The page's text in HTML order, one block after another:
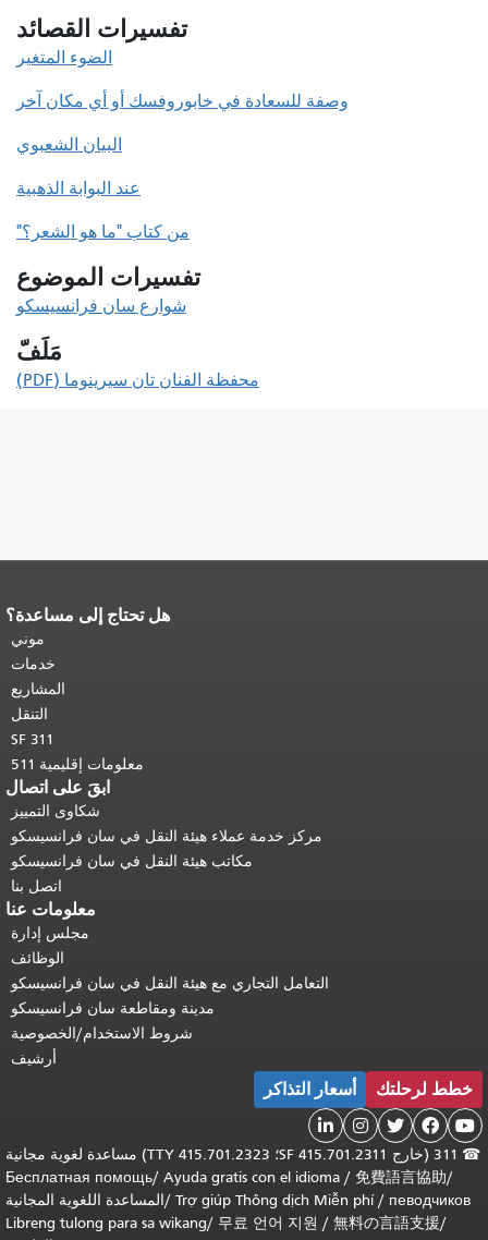
تفسيرات القصائد
الضوء المتغير
وصفة للسعادة في خابوروفسك أو أي مكان آخر
البيان الشعبوي
عند البوابة الذهبية
من كتاب "ما هو الشعر؟"
تفسيرات الموضوع
شوارع سان فرانسيسكو
مَلَفّ
محفظة الفنان تان سيرينوما (PDF)
هل تحتاج إلى مساعدة؟
موني
خدمات
المشاريع
التنقل
SF 311
معلومات إقليمية 511
ابقَ على اتصال
شكاوى التمييز
مركز خدمة عملاء هيئة النقل في سان فرانسيسكو
مكاتب هيئة النقل في سان فرانسيسكو
اتصل بنا
معلومات عنا
مجلس إدارة
الوظائف
التعامل التجاري مع هيئة النقل في سان فرانسيسكو
مدينة ومقاطعة سان فرانسيسكو
شروط الاستخدام/الخصوصية
أرشيف
خطط لرحلتك أسعار التذاكر





☎
311 (خارج SF 415.701.2311؛ TTY 415.701.2323) مساعدة لغوية مجانية
/
免費語言協助
/
Ayuda gratis con el idioma
/
Бесплатная помощь
певодчиков
/
Trợ giúp Thông dịch Miễn phí
/المساعدة اللغوية المجانية
/
無料の言語支援
/
무료 언어 지원
/
Libreng tulong para sa wikang